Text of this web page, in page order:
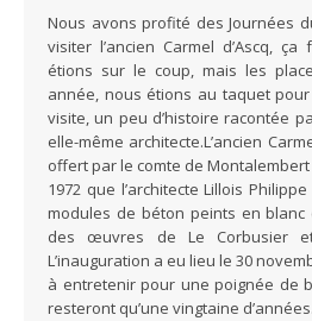
Nous avons profité des Journées du Patrimoine pour enfin
visiter l’ancien Carmel d’Ascq,
étions sur le coup, mais les
année, nous étions au taquet
visite, un peu d’histoire racontée
elle-même architecte.L’ancien
offert par le comte de Montalembert
1972 que l’architecte Lillois
modules de béton peints en blanc
des œuvres de Le Corbusier
L’inauguration a eu lieu le 30
à entretenir pour une poignée de
resteront qu’une vingtaine